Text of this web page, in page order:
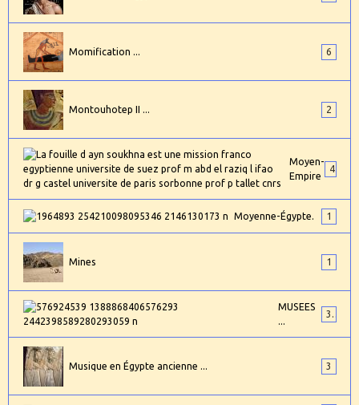
Momification ... 6
Montouhotep II ... 2
Moyen-
Empire
Moyenne-Égypte. 1
Mines 1
MUSEES
...
3
Musique en Égypte ancienne ... 3